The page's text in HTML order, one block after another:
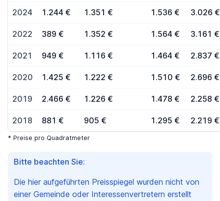
Bitte beachten Sie:
Die hier aufgeführten Preisspiegel wurden nicht von
einer Gemeinde oder Interessenvertretern erstellt
2024 1.244 € 1.351 € 1.536 € 3.026 €
2022 389 € 1.352 € 1.564 € 3.161 €
2021 949 € 1.116 € 1.464 € 2.837 €
2020 1.425 € 1.222 € 1.510 € 2.696 €
2019 2.466 € 1.226 € 1.478 € 2.258 €
2018 881 € 905 € 1.295 € 2.219 €
* Preise pro Quadratmeter